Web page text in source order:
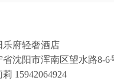
乐府轻奢酒店
沈阳市浑南区望水路8-6
15942064924